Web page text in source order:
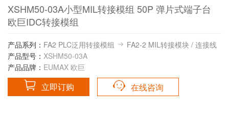
XSHM50-03A小型MIL转接模组 50P 弹片式端子台
欧巨IDC转接模组
产品系列： FA2 PLC泛用转接模组
FA2-2 MIL转接模块 / 连接线
产品型号： XSHM50-03A
产品品牌： EUMAX 欧巨
立即订购 在线咨询